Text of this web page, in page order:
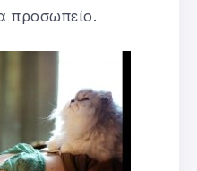
προσωπείο.